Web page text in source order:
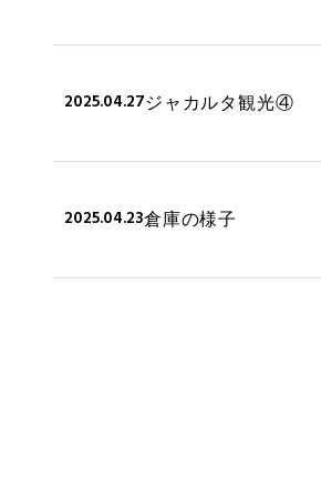
2025.04.27ジャカルタ観光④
2025.04.23倉庫の様子